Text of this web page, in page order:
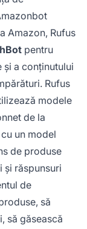
Amazon, Rufus
pentru
a conținutului
Rufus
modele
de la
un model
de produse
și răspunsuri
de
să
să găsească